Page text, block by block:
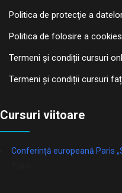
Politica de protecţie a
Politica de folosire a cookies
Termeni și condiții cursuri
Termeni și condiții cursuri
Cursuri viitoare
Conferință europeană Paris